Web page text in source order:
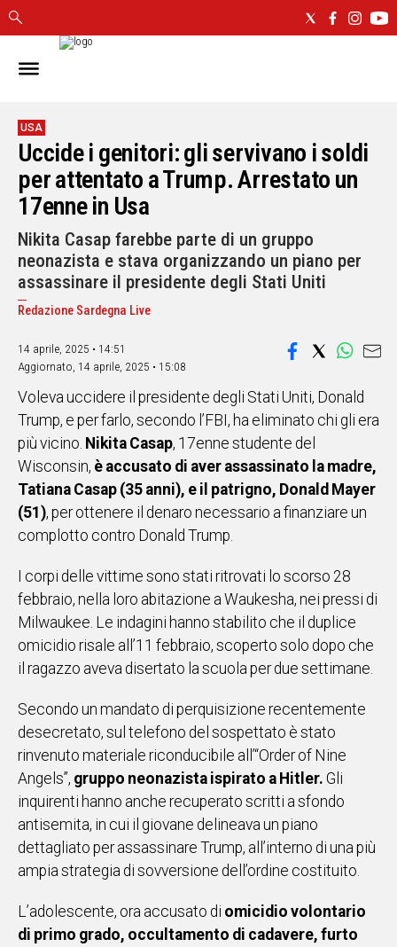
IN
CAGLIARI
SASSARI
NUORO
ORISTANO
SULCIS
GALLURA
OGLIASTRA
MEDIO
CAMPIDANO
ALTRE
NOTIZIE
POLITICA
IN
ITALIA
NEL
MONDO
SPORT
EVENTI
STORIE
VIDEO
Vai
UNISCITI
WHATSAPP
Social
USA
Uccide i genitori: gli servivano i soldi
per attentato a Trump. Arrestato un
17enne in Usa
Nikita Casap farebbe parte di un gruppo
neonazista e stava organizzando un piano per
assassinare il presidente degli Stati Uniti
Redazione Sardegna Live
14 aprile, 2025 • 14:51
Aggiornato, 14 aprile, 2025 • 15:08
Voleva uccidere il presidente degli Stati Uniti, Donald
Trump, e per farlo, secondo l’FBI, ha eliminato chi gli era
più vicino. Nikita Casap, 17enne studente del
Wisconsin, è accusato di aver assassinato la madre,
Tatiana Casap (35 anni), e il patrigno, Donald Mayer
(51), per ottenere il denaro necessario a finanziare un
complotto contro Donald Trump.
I corpi delle vittime sono stati ritrovati lo scorso 28
febbraio, nella loro abitazione a Waukesha, nei pressi di
Milwaukee. Le indagini hanno stabilito che il duplice
omicidio risale all’11 febbraio, scoperto solo dopo che
il ragazzo aveva disertato la scuola per due settimane.
Secondo un mandato di perquisizione recentemente
desecretato, sul telefono del sospettato è stato
rinvenuto materiale riconducibile all’“Order of Nine
Angels”, gruppo neonazista ispirato a Hitler. Gli
inquirenti hanno anche recuperato scritti a sfondo
antisemita, in cui il giovane delineava un piano
dettagliato per assassinare Trump, all’interno di una più
ampia strategia di sovversione dell’ordine costituito.
L’adolescente, ora accusato di omicidio volontario
di primo grado, occultamento di cadavere, furto